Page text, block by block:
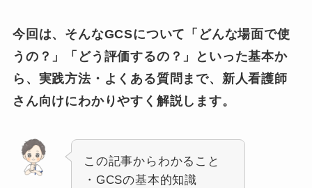
今回は、そんなGCSについて「どんな場面で使
うの？」「どう評価するの？」といった基本か
ら、実践方法・よくある質問まで、新人看護師
さん向けにわかりやすく解説します。
この記事からわかること
・GCSの基本的知識